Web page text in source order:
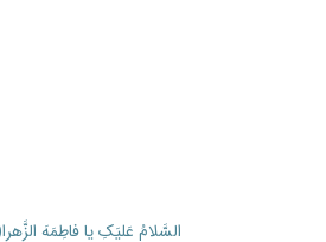
السَّلامُ عَلیَکِ یا فاطِمَهَ